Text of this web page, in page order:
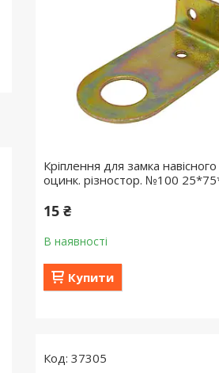
Кріплення для замка
оцинк. різностор. №100
15 ₴
В наявності
Купити
37305